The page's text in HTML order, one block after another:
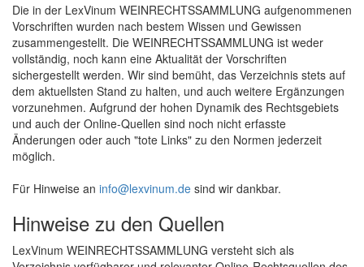
Die in der LexVinum WEINRECHTSSAMMLUNG aufgenommenen
Vorschriften wurden nach bestem Wissen und Gewissen
zusammengestellt. Die WEINRECHTSSAMMLUNG ist weder
vollständig, noch kann eine Aktualität der Vorschriften
sichergestellt werden. Wir sind bemüht, das Verzeichnis stets auf
dem aktuellsten Stand zu halten, und auch weitere Ergänzungen
vorzunehmen. Aufgrund der hohen Dynamik des Rechtsgebiets
und auch der Online-Quellen sind noch nicht erfasste
Änderungen oder auch "tote Links" zu den Normen jederzeit
möglich.
Für Hinweise an info@lexvinum.de sind wir dankbar.
Hinweise zu den Quellen
LexVinum WEINRECHTSSAMMLUNG versteht sich als